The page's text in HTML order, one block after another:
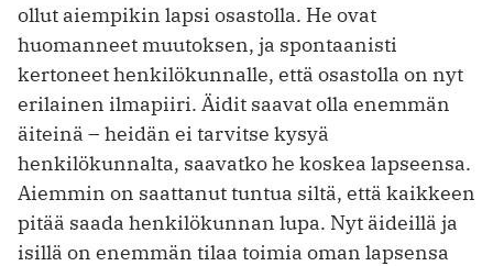
ollut aiempikin lapsi osastolla. He ovat
huomanneet muutoksen, ja spontaanisti
kertoneet henkilökunnalle, että osastolla on nyt
erilainen ilmapiiri. Äidit saavat olla enemmän
äiteinä – heidän ei tarvitse kysyä
henkilökunnalta, saavatko he koskea lapseensa.
Aiemmin on saattanut tuntua siltä, että kaikkeen
pitää saada henkilökunnan lupa. Nyt ­äideillä ja
isillä on enemmän tilaa toimia oman lapsensa